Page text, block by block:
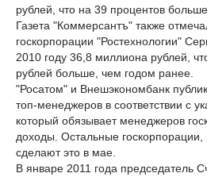
рублей, что на 39 процентов
Газета "Коммерсантъ" также
госкорпорации "Ростехнологии"
2010 году 36,8 миллиона рублей,
рублей больше, чем годом ранее.
"Росатом" и Внешэкономбанк
топ-менеджеров в соответствии с
который обязывает менеджеров
доходы. Остальные госкорпорации,
сделают это в мае.
В январе 2011 года председатель